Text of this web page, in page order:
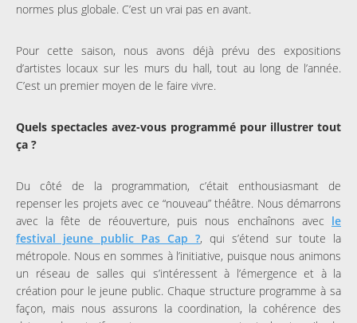
normes plus globale. C’est un vrai pas en avant.
Pour cette saison, nous avons déjà prévu des expositions
d’artistes locaux sur les murs du hall, tout au long de l’année.
C’est un premier moyen de le faire vivre.
Quels spectacles avez-vous programmé pour illustrer tout
ça ?
Du côté de la programmation, c’était enthousiasmant de
repenser les projets avec ce “nouveau” théâtre. Nous démarrons
avec la fête de réouverture, puis nous enchaînons avec le
festival jeune public Pas Cap ?, qui s’étend sur toute la
métropole. Nous en sommes à l’initiative, puisque nous animons
un réseau de salles qui s’intéressent à l’émergence et à la
création pour le jeune public. Chaque structure programme à sa
façon, mais nous assurons la coordination, la cohérence des